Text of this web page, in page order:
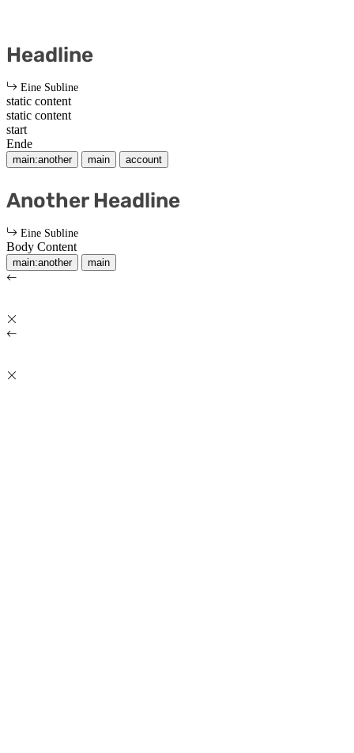
Headline
Eine Subline
static content
static content
start
Ende
main:another main account
Another Headline
Eine Subline
Body Content
main:another main